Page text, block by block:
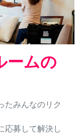
ームの
たみんなのリク
応募して解決し